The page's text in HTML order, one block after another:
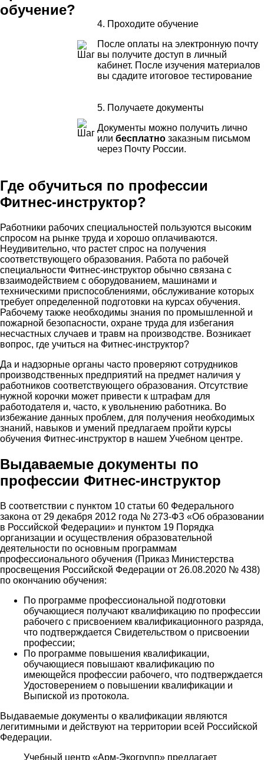
обучение?
4. Проходите обучение
После оплаты на электронную почту
вы получите доступ в личный
кабинет. После изучения материалов
вы сдадите итоговое тестирование
5. Получаете документы
Документы можно получить лично
или бесплатно заказным письмом
через Почту России.
Где обучиться по профессии
Фитнес-инструктор?
Работники рабочих специальностей пользуются высоким
спросом на рынке труда и хорошо оплачиваются.
Неудивительно, что растет спрос на получения
соответствующего образования. Работа по рабочей
специальности Фитнес-инструктор обычно связана с
взаимодействием с оборудованием, машинами и
техническими приспособлениями, обслуживание которых
требует определенной подготовки на курсах обучения.
Рабочему также необходимы знания по промышленной и
пожарной безопасности, охране труда для избегания
несчастных случаев и травм на производстве. Возникает
вопрос, где учиться на Фитнес-инструктор?
Да и надзорные органы часто проверяют сотрудников
производственных предприятий на предмет наличия у
работников соответствующего образования. Отсутствие
нужной корочки может привести к штрафам для
работодателя и, часто, к увольнению работника. Во
избежание данных проблем, для получения необходимых
знаний, навыков и умений предлагаем пройти курсы
обучения Фитнес-инструктор в нашем Учебном центре.
Выдаваемые документы по
профессии Фитнес-инструктор
В соответствии с пунктом 10 статьи 60 Федерального
закона от 29 декабря 2012 года № 273-ФЗ «Об образовании
в Российской Федерации» и пунктом 19 Порядка
организации и осуществления образовательной
деятельности по основным программам
профессионального обучения (Приказ Министерства
просвещения Российской Федерации от 26.08.2020 № 438)
по окончанию обучения:
По программе профессиональной подготовки
обучающиеся получают квалификацию по профессии
рабочего с присвоением квалификационного разряда,
что подтверждается Свидетельством о присвоении
профессии;
По программе повышения квалификации,
обучающиеся повышают квалификацию по
имеющейся профессии рабочего, что подтверждается
Удостоверением о повышении квалификации и
Выпиской из протокола.
Выдаваемые документы о квалификации являются
легитимными и действуют на территории всей Российской
Федерации.
Учебный центр «Арм-Экогрупп» предлагает